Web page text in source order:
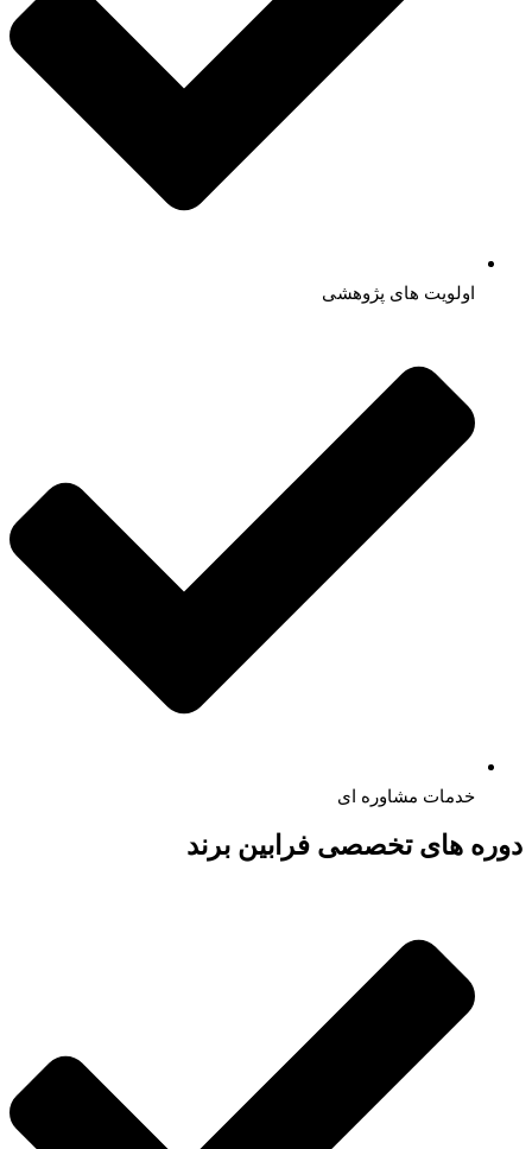
اولویت های پژوهشی
خدمات مشاوره ای
دوره های تخصصی فرابین برند